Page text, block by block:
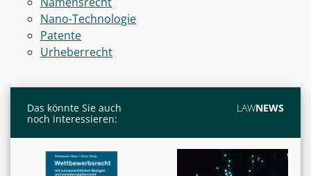
Nano-Technologie
Patente
Urheberrecht
Das könnte Sie auch
noch interessieren:
LAWNEWS